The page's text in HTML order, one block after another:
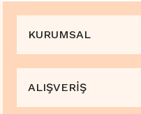
KURUMSAL
ALIŞVERİŞ